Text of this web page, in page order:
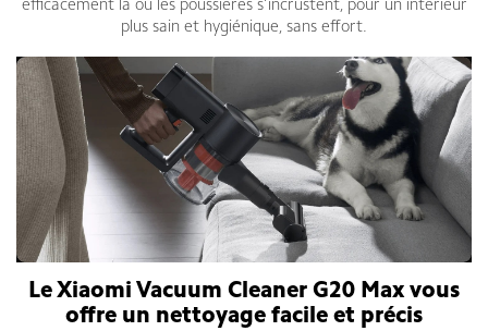
efficacement là où les poussières s’incrustent, pour un intérieur
plus sain et hygiénique, sans effort.
Le Xiaomi Vacuum Cleaner G20 Max vous
offre un nettoyage facile et précis